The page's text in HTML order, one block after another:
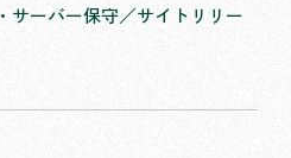
サーバー保守／サイトリリー